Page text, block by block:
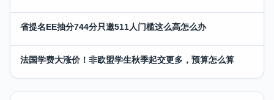
省提名EE抽分744分只邀511人门槛这么高怎么办
法国学费大涨价！非欧盟学生秋季起交更多，预算怎么算